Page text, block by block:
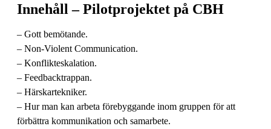
Innehåll – Pilotprojektet på CBH
– Gott bemötande.
– Non-Violent Communication.
– Konflikteskalation.
– Feedbacktrappan.
– Härskartekniker.
– Hur man kan arbeta förebyggande inom gruppen för att
förbättra kommunikation och samarbete.